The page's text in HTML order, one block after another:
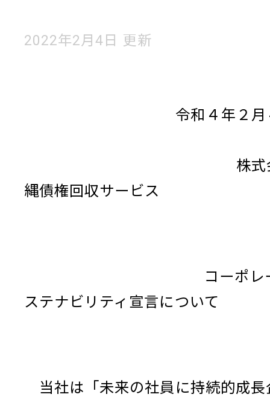
2022年2月4日 更新
令和４年２月４
株式会社
縄債権回収サービス
コーポレート
ステナビリティ宣言について
当社は「未来の社員に持続的成長